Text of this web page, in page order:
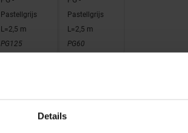
Details
Pastellgrijs
L=2,5 m
PG125
Pastellgrijs
L=2,5 m
PG60